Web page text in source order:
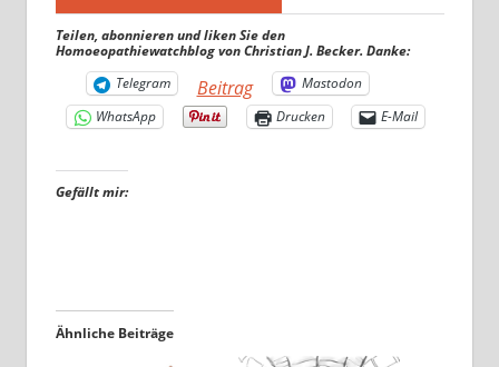
Teilen, abonnieren und liken Sie den
Homoeopathiewatchblog von Christian J. Becker. Danke:
Telegram
Beitrag
Mastodon
WhatsApp
Drucken E-Mail
Gefällt mir:
Ähnliche Beiträge